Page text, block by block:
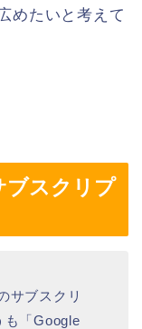
めたいと考えて
ブスクリプ
サブスクリ
も「Google